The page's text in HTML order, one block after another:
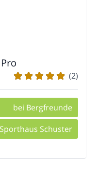
(2)
bei Bergfreunde
Schuster